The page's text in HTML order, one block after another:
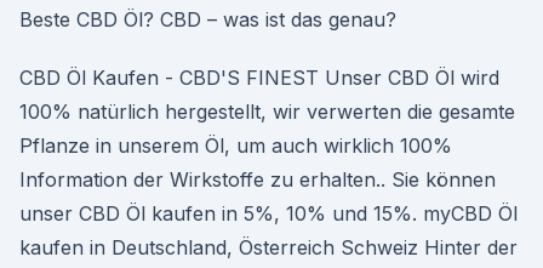
Beste CBD Öl? CBD – was ist das genau?
CBD Öl Kaufen - CBD'S FINEST Unser CBD Öl wird
100% natürlich hergestellt, wir verwerten die gesamte
Pflanze in unserem Öl, um auch wirklich 100%
Information der Wirkstoffe zu erhalten.. Sie können
unser CBD Öl kaufen in 5%, 10% und 15%. myCBD Öl
kaufen in Deutschland, Österreich Schweiz Hinter der